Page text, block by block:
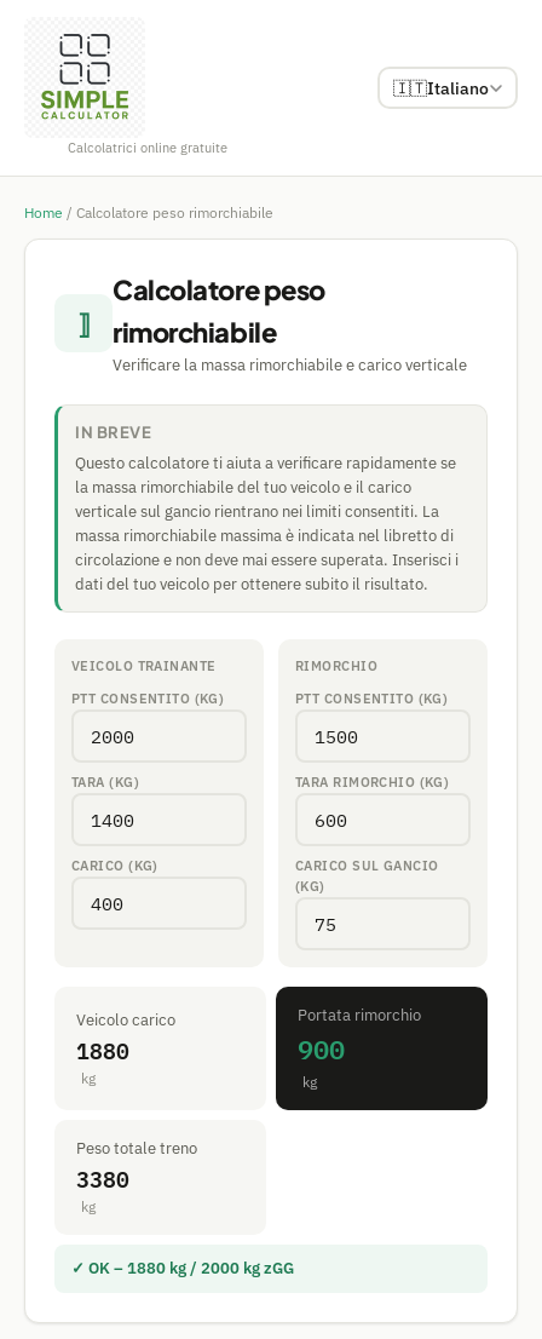
Calcolatrici online gratuite
🇮🇹Italiano
Home / Calcolatore peso rimorchiabile
⟧
Calcolatore peso
rimorchiabile
Verificare la massa rimorchiabile e carico verticale
IN BREVE
Questo calcolatore ti aiuta a verificare rapidamente se
la massa rimorchiabile del tuo veicolo e il carico
verticale sul gancio rientrano nei limiti consentiti. La
massa rimorchiabile massima è indicata nel libretto di
circolazione e non deve mai essere superata. Inserisci i
dati del tuo veicolo per ottenere subito il risultato.
VEICOLO TRAINANTE
PTT CONSENTITO (KG)
TARA (KG)
CARICO (KG)
RIMORCHIO
PTT CONSENTITO (KG)
TARA RIMORCHIO (KG)
CARICO SUL GANCIO
(KG)
Veicolo carico
1880
kg
Portata rimorchio
900
kg
Peso totale treno
3380
kg
✓ OK – 1880 kg / 2000 kg zGG